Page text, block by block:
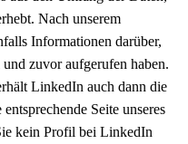
Nach unserem
Informationen darüber,
zuvor aufgerufen haben.
LinkedIn auch dann die
Seite unseres
kein Profil bei LinkedIn